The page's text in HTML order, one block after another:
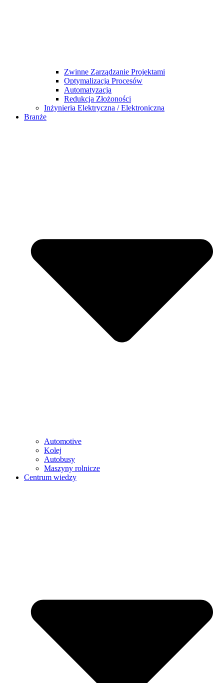
Zwinne Zarządzanie Projektami
Optymalizacja Procesów
Automatyzacja
Redukcja Złożoności
Inżynieria Elektryczna / Elektroniczna
Branże
Automotive
Kolej
Autobusy
Maszyny rolnicze
Centrum wiedzy